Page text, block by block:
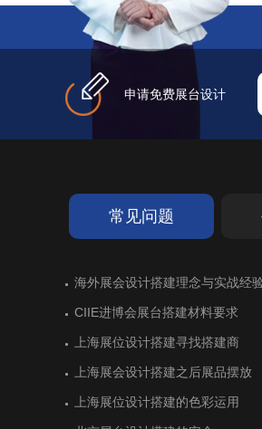
申请免费展台设计
常见问题
德国艾森超过十年历史的展览搭
德国科隆食品与饮料展览展位设计
海外展会设计搭建理念与实战经
CIIE进博会展台搭建材料要求
上海展位设计搭建寻找搭建商
上海展会设计搭建之后展品摆放
上海展位设计搭建的色彩运用
斯里兰卡亮相进博会展台设计
黄石开发区展位设计搭建顺利
广东保威展位设计抢眼
杭州精工展台设计搭建一丝不苟
杭州精工展位设计精益求精
德国斯图加特橡胶展展台搭建
计
沙特利雅得国际建筑和建材展展位
德国艾森超过十年历史的展览搭
德国科隆食品与饮料展览展位设计
海外展会设计搭建理念与实战经
CIIE进博会展台搭建材料要求
上海展位设计搭建寻找搭建商
上海展会设计搭建之后展品摆放
上海展位设计搭建的色彩运用